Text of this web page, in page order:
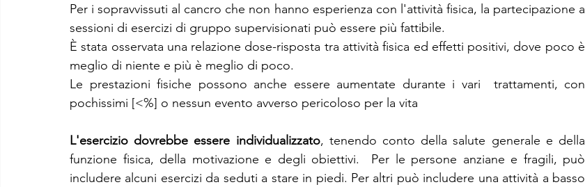
Per i sopravvissuti al cancro che non hanno esperienza con l'attività fisica, la partecipazione a
sessioni di esercizi di gruppo supervisionati può essere più fattibile.
È stata osservata una relazione dose-risposta tra attività fisica ed effetti positivi, dove poco è
meglio di niente e più è meglio di poco.
Le prestazioni fisiche possono anche essere aumentate durante i vari  trattamenti, con
pochissimi [<%] o nessun evento avverso pericoloso per la vita
L'esercizio dovrebbe essere individualizzato, tenendo conto della salute generale e della
funzione fisica, della motivazione e degli obiettivi.  Per le persone anziane e fragili, può
includere alcuni esercizi da seduti a stare in piedi. Per altri può includere una attività a basso